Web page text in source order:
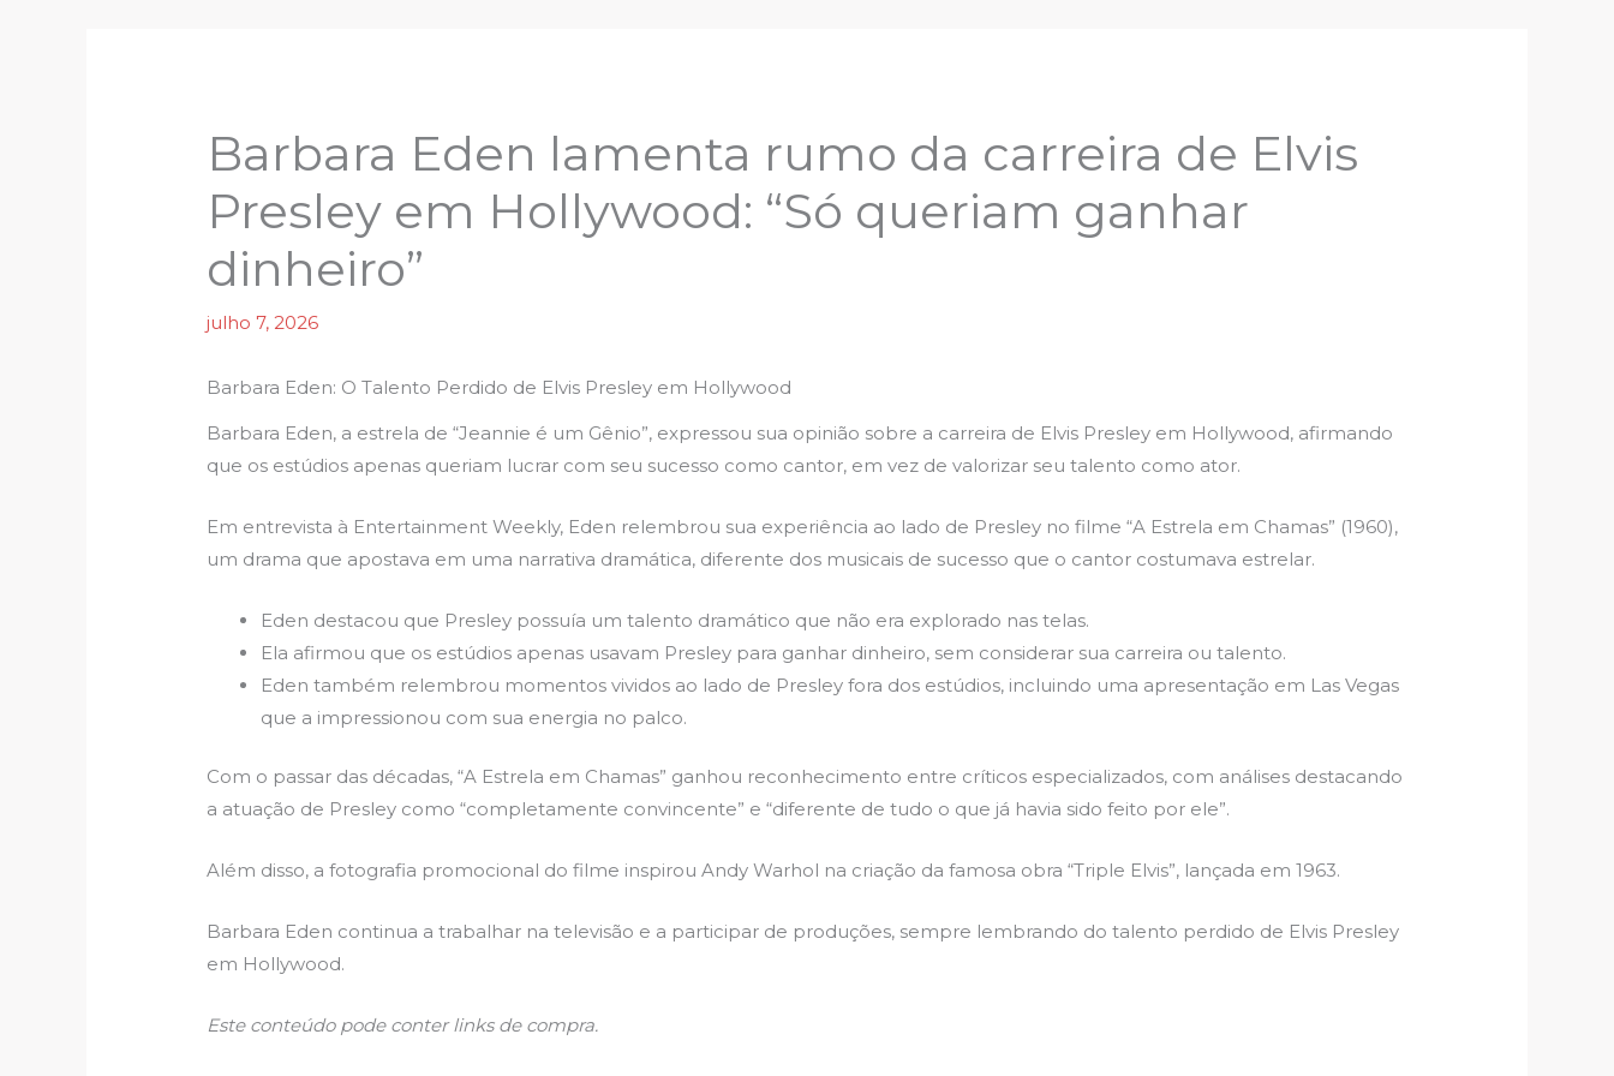
Barbara Eden lamenta rumo da carreira de Elvis
Presley em Hollywood: “Só queriam ganhar
dinheiro”
julho 7, 2026
Barbara Eden: O Talento Perdido de Elvis Presley em Hollywood
Barbara Eden, a estrela de “Jeannie é um Gênio”, expressou sua opinião sobre a carreira de Elvis Presley em Hollywood, afirmando
que os estúdios apenas queriam lucrar com seu sucesso como cantor, em vez de valorizar seu talento como ator.
Em entrevista à Entertainment Weekly, Eden relembrou sua experiência ao lado de Presley no filme “A Estrela em Chamas” (1960),
um drama que apostava em uma narrativa dramática, diferente dos musicais de sucesso que o cantor costumava estrelar.
Eden destacou que Presley possuía um talento dramático que não era explorado nas telas.
Ela afirmou que os estúdios apenas usavam Presley para ganhar dinheiro, sem considerar sua carreira ou talento.
Eden também relembrou momentos vividos ao lado de Presley fora dos estúdios, incluindo uma apresentação em Las Vegas
que a impressionou com sua energia no palco.
Com o passar das décadas, “A Estrela em Chamas” ganhou reconhecimento entre críticos especializados, com análises destacando
a atuação de Presley como “completamente convincente” e “diferente de tudo o que já havia sido feito por ele”.
Além disso, a fotografia promocional do filme inspirou Andy Warhol na criação da famosa obra “Triple Elvis”, lançada em 1963.
Barbara Eden continua a trabalhar na televisão e a participar de produções, sempre lembrando do talento perdido de Elvis Presley
em Hollywood.
Este conteúdo pode conter links de compra.